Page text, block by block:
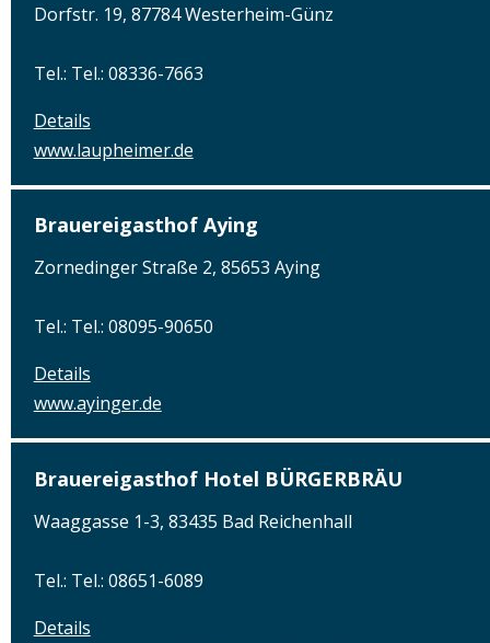
Dorfstr. 19, 87784 Westerheim-Günz
Tel.: Tel.: 08336-7663
Details
www.laupheimer.de
Brauereigasthof Aying
Zornedinger Straße 2, 85653 Aying
Tel.: Tel.: 08095-90650
Details
www.ayinger.de
Brauereigasthof Hotel BÜRGERBRÄU
Waaggasse 1-3, 83435 Bad Reichenhall
Tel.: Tel.: 08651-6089
Details